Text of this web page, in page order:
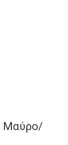
Μαύρο/